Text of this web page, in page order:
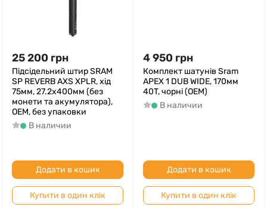
25 200 грн
Підсідельний штир SRAM
SP REVERB AXS XPLR, хід
75мм, 27.2х400мм (без
монети та акумулятора),
ОЕМ, без упаковки
В наличии
Додати в кошик
Купити в один клік
4 950 грн
Комплект шатунів Sram
APEX 1 DUB WIDE, 170мм
40T, чорні (OEM)
В наличии
Додати в кошик
Купити в один клік